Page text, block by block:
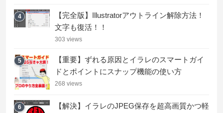
4
【完全版】Illustratorアウトライン解除方法！
文字も復活！！
303 views
5
【重要】ずれる原因とイラレのスマートガイ
ドとポイントにスナップ機能の使い方
268 views
6
【解決】イラレのJPEG保存を超高画質かつ軽